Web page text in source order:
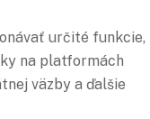
určité funkcie,
na platformách
väzby a ďalšie